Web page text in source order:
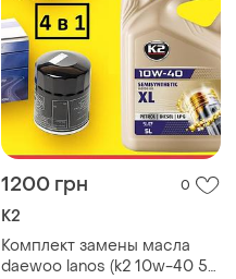
1200 грн 0
K2
Комплект замены масла
daewoo lanos (k2 10w-40 5л.